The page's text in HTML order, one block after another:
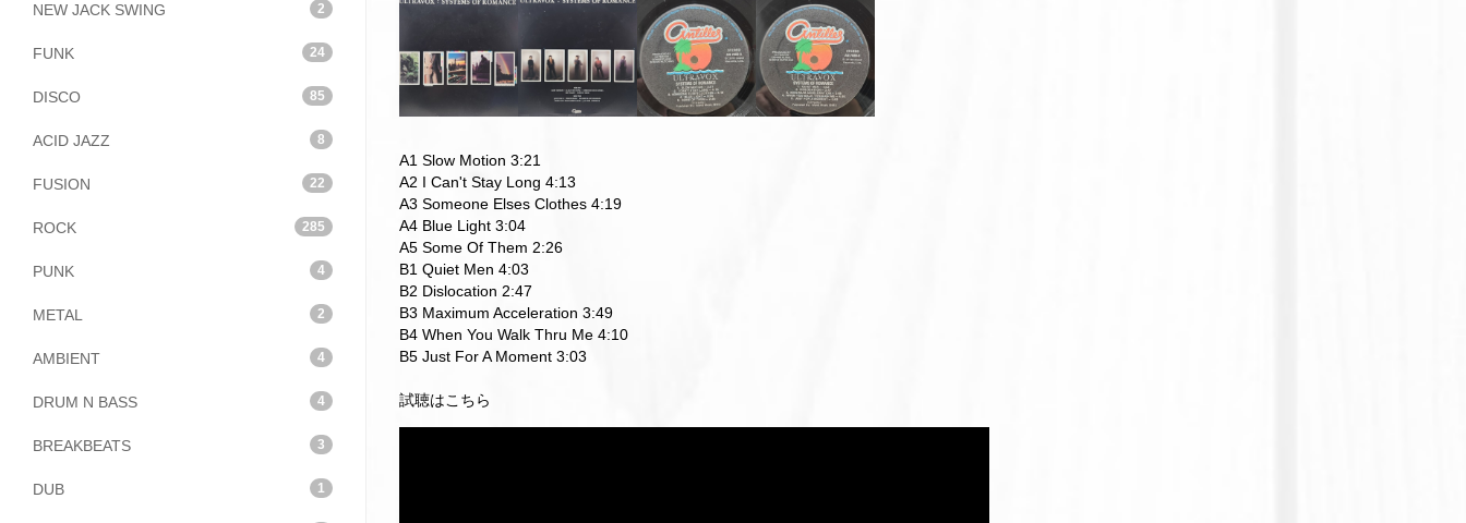
NEW JACK SWING 2
FUNK 24
DISCO 85
ACID JAZZ 8
FUSION 22
ROCK 285
PUNK 4
METAL 2
AMBIENT 4
DRUM N BASS 4
BREAKBEATS 3
DUB 1
A1 Slow Motion 3:21
A2 I Can't Stay Long 4:13
A3 Someone Elses Clothes 4:19
A4 Blue Light 3:04
A5 Some Of Them 2:26
B1 Quiet Men 4:03
B2 Dislocation 2:47
B3 Maximum Acceleration 3:49
B4 When You Walk Thru Me 4:10
B5 Just For A Moment 3:03
試聴はこちら